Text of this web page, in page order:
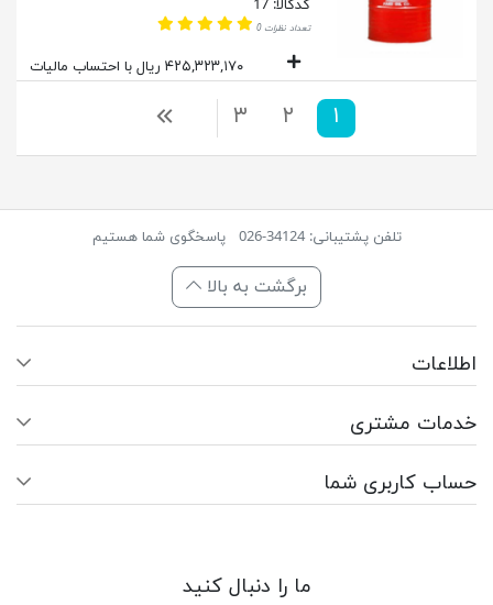
کدکالا: 17
تعداد نظرات 0
۴۲۵,۳۲۳,۱۷۰ ریال با احتساب مالیات
۱ ۲ ۳ بعدی
تلفن پشتیبانی: 34124-026 پاسخگوی شما هستیم
برگشت به بالا
اطلاعات
خدمات مشتری
حساب کاربری شما
ما را دنبال کنید